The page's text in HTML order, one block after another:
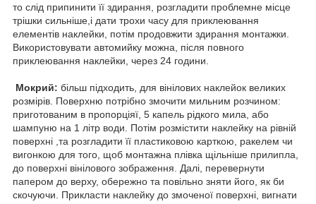
то слід припинити її здирання, розгладити проблемне місце
трішки сильніше,і дати трохи часу для приклеювання
елементів наклейки, потім продовжити здирання монтажки.
Використовувати автомийку можна, після повного
приклеювання наклейки, через 24 години.
Мокрий: більш підходить, для вінілових наклейок великих
розмірів. Поверхню потрібно змочити мильним розчином:
приготованим в пропорціяї, 5 капель рідкого мила, або
шампуню на 1 літр води. Потім розмістити наклейку на рівній
поверхні ,та розгладити її пластиковою карткою, ракелем чи
вигонкою для того, щоб монтажна плівка щільніше прилипла,
до поверхні вінілового зображення. Далі, перевернути
папером до верху, обережно та повільно зняти його, як би
скочуючи. Прикласти наклейку до змоченої поверхні, вигнати